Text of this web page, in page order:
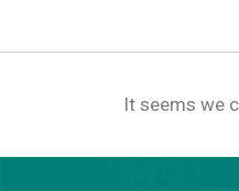
It seems we